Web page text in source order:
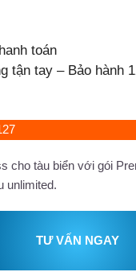
toán
tận tay – Bảo hành
cho tàu biển với gói
unlimited.
TƯ VẤN NGAY